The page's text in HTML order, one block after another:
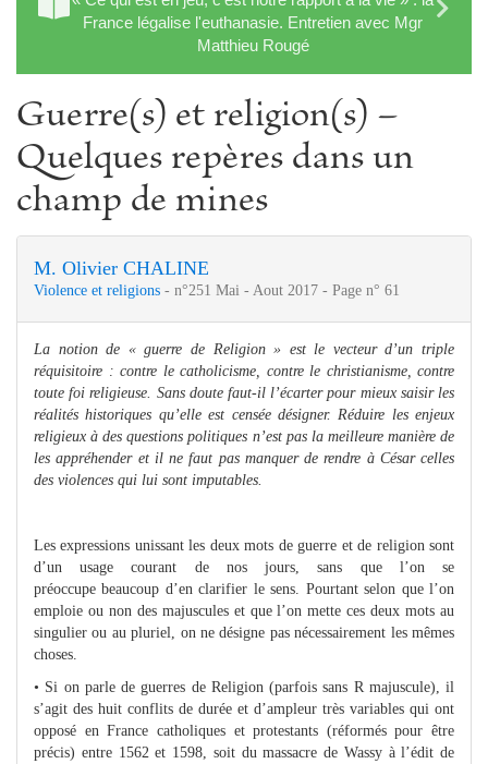
France légalise l'euthanasie. Entretien avec Mgr
Matthieu Rougé
Guerre(s) et religion(s) –
Quelques repères dans un
champ de mines
M. Olivier CHALINE
Violence et religions - n°251 Mai - Aout 2017 - Page n° 61
La notion de « guerre de Religion » est le vecteur d’un triple
réquisitoire : contre le catholicisme, contre le christianisme, contre
toute foi religieuse. Sans doute faut-il l’écarter pour mieux saisir les
réalités historiques qu’elle est censée désigner. Réduire les enjeux
religieux à des questions politiques n’est pas la meilleure manière de
les appréhender et il ne faut pas manquer de rendre à César celles
des violences qui lui sont imputables.
Les expressions unissant les deux mots de guerre et de religion sont
d’un usage courant de nos jours, sans que l’on se
préoccupe beaucoup d’en clarifier le sens. Pourtant selon que l’on
emploie ou non des majuscules et que l’on mette ces deux mots au
singulier ou au pluriel, on ne désigne pas nécessairement les mêmes
choses.
• Si on parle de guerres de Religion (parfois sans R majuscule), il
s’agit des huit conflits de durée et d’ampleur très variables qui ont
opposé en France catholiques et protestants (réformés pour être
précis) entre 1562 et 1598, soit du massacre de Wassy à l’édit de